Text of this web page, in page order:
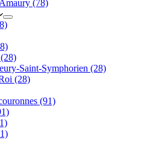
(78)
Saint-Symphorien (28)
(28)
(91)